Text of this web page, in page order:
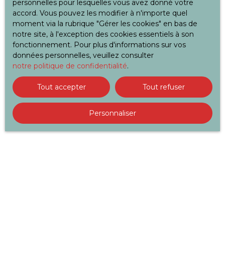
davantage leur profession. Elle a également annoncé
un contrôle accru des organismes de certification et de
formation pour éviter les conflits d’intérêts.
Parallèlement, elle a rappelé les efforts du
gouvernement pour lutter contre la fraude dans les
aides à la rénovation énergétique, ayant permis de
prévenir 229 millions d’euros de fraude en 2024,
notamment en détectant 44 000 dossiers frauduleux de
demandes deMaPrimeRénov ‘.
personnelles pour lesquelles vous avez donné votre
accord. Vous pouvez les modifier à n'importe quel
moment via la rubrique ″Gérer les cookies″ en bas de
notre site, à l'exception des cookies essentiels à son
fonctionnement. Pour plus d'informations sur vos
données personnelles, veuillez consulter
notre politique de confidentialité.
Tout accepter Tout refuser
Personnaliser